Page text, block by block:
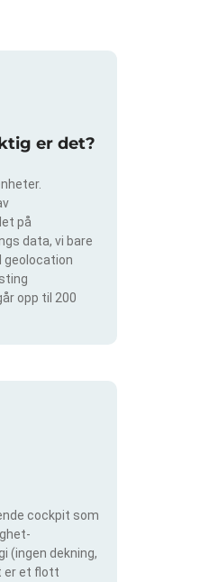
er det?
på
data, vi bare
geolocation
opp til 200
cockpit som
(ingen dekning,
er et flott